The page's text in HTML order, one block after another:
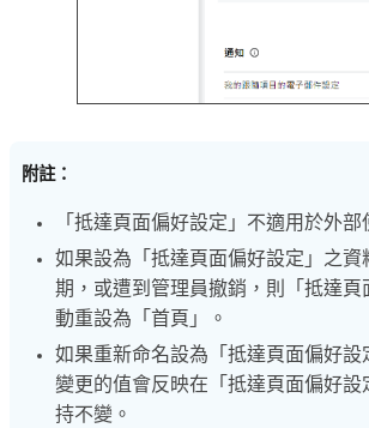
附註：
「抵達頁面偏好設定」不適用於外部
如果設為「抵達頁面偏好設定」之資
期，或遭到管理員撤銷，則「抵達頁
動重設為「首頁」。
如果重新命名設為「抵達頁面偏好設
變更的值會反映在「抵達頁面偏好設
持不變。